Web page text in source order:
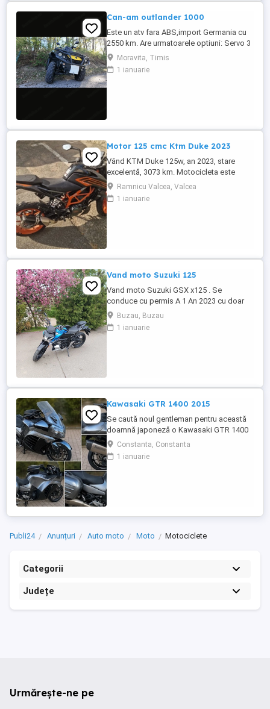
Can-am outlander 1000
Este un atv fara ABS,import Germania cu
2550 km. Are urmatoarele optiuni: Servo 3
nivele Suspensie FOX cu rebound Bullbar
fata Bullbar spate Handguardurile Can am
Jante beadlock
Moravita, Timis
1 ianuarie
Motor 125 cmc Ktm Duke 2023
Vând KTM Duke 125w, an 2023, stare
excelentă, 3073 km. Motocicleta este
ideală pentru începători sau pentru oraș.
Fără daune, lovituri!
Ramnicu Valcea, Valcea
1 ianuarie
Vand moto Suzuki 125
Vand moto Suzuki GSX x125 . Se
conduce cu permis A 1 An 2023 cu doar
5000km Stare impecabila , fara cazaturi
ITP valabil pana in noiembrie 2027 Revizii
si schimb de ulei in service autorizat
Buzau, Buzau
1 ianuarie
Kawasaki GTR 1400 2015
Se caută noul gentleman pentru această
doamnă japoneză o Kawasaki GTR 1400
care încă întoarce priviri și iubește
kilometrii. A fost răsfățată, întreținută la
timp și tratată cu respect. O dau doar
Constanta, Constanta
1 ianuarie
Publi24 Anunțuri Auto moto Moto Motociclete
Categorii
Județe
Urmărește-ne pe